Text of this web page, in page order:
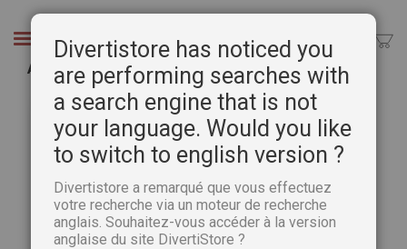
Chercher
Abonnement 1 AN Science et Univers
Passer
galerie
d’images
Divertistore has noticed you
are performing searches with
a search engine that is not
your language. Would you like
to switch to english version ?
Divertistore a remarqué que vous effectuez
votre recherche via un moteur de recherche
anglais. Souhaitez-vous accéder à la version
anglaise du site DivertiStore ?